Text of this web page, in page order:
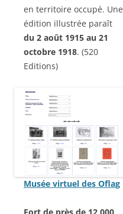
en territoire occupé. Une
édition illustrée paraît
du 2 août 1915 au 21
octobre 1918. (520
Editions)
Musée virtuel des Oflag
Fort de près de 12 000